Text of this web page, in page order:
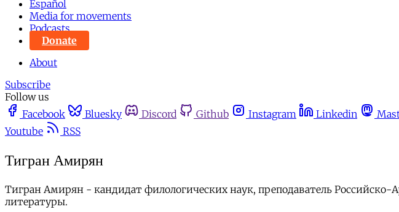
Español
Media for movements
Podcasts
Donate
About
Subscribe
Follow us
Facebook
Bluesky Discord Github Instagram Linkedin
Youtube
RSS
Тигран Амирян
Тигран Амирян - кандидат филологических наук, преподаватель
литературы.